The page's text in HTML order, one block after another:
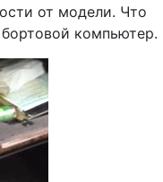
от модели. Что
компьютер.